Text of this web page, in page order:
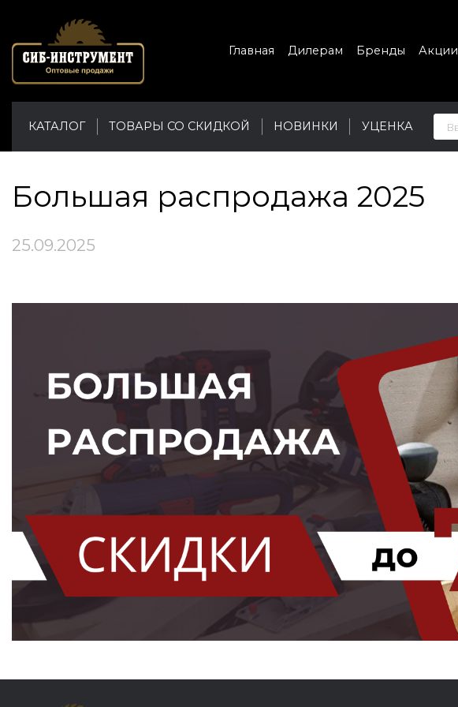
Главная Дилерам Бренды Акции
КАТАЛОГ ТОВАРЫ СО СКИДКОЙ НОВИНКИ УЦЕНКА
Большая распродажа 2025
25.09.2025